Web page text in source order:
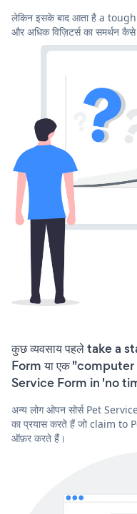
लेकिन इसके बाद आता है a
और अधिक विज़िटर्स का समर्थन
कुछ व्यवसाय पहले take a
Form या एक "computer
Service Form in 'no
अन्य लोग ओपन सोर्स Pet
का प्रयास करते हैं जो claim
ऑफ़र करते हैं।